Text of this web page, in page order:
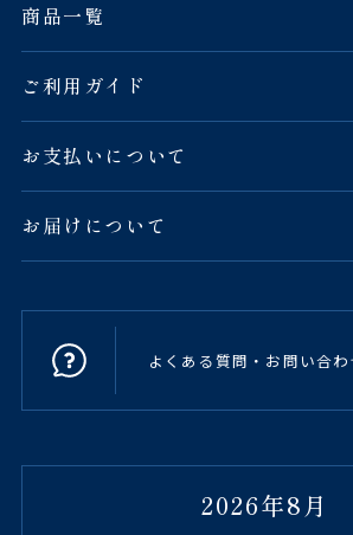
商品一覧
ご利用ガイド
お支払いについて
お届けについて
よくある質問・お問い合わ
2026年8月